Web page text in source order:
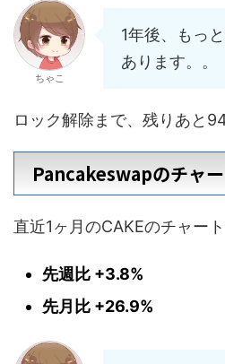
ちゃこ
1年後、もっ
あります。。
ロック解除まで、残りあと94
Pancakeswapのチャ
直近1ヶ月のCAKEのチャート
先週比 +3.8%
先月比 +26.9%